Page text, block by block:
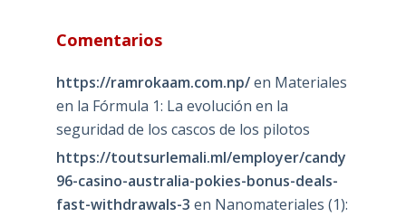
Comentarios
https://ramrokaam.com.np/en Materiales
en la Fórmula 1: La evolución en la
seguridad de los cascos de los pilotos
https://toutsurlemali.ml/employer/candy
96-casino-australia-pokies-bonus-deals-
fast-withdrawals-3 en Nanomateriales (1):